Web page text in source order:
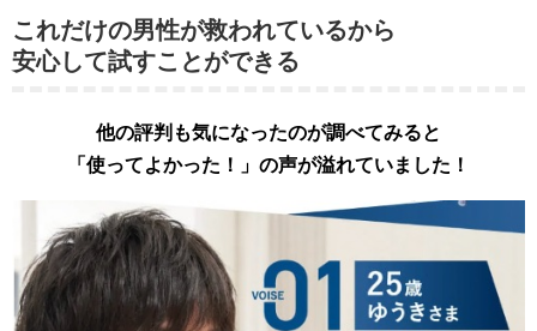
これだけの男性が救われているから
安心して試すことができる
他の評判も気になったのが調べてみると
「使ってよかった！」の声が溢れていました！